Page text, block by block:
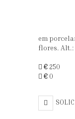
em
flores. Alt.:
€ 250
€0